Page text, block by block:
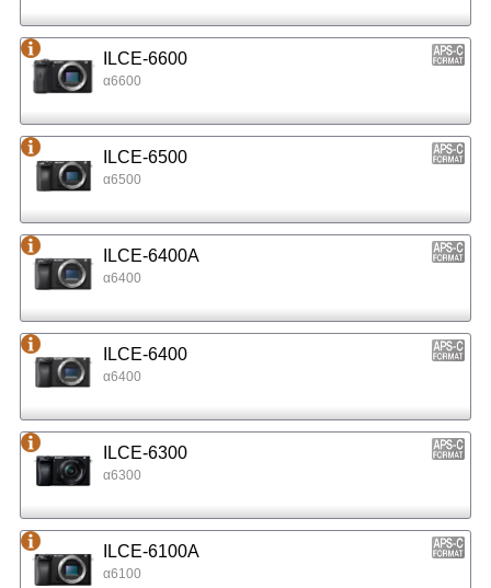
ILCE-6600
α6600
ILCE-6500
α6500
ILCE-6400A
α6400
ILCE-6400
α6400
ILCE-6300
α6300
ILCE-6100A
α6100